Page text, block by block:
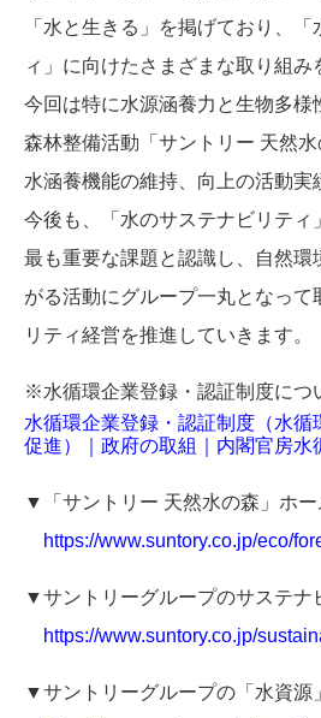
「水と生きる」を掲げており、
ィ」に向けたさまざまな取り組み
今回は特に水源涵養力と生物多様
森林整備活動「サントリー 天然
水涵養機能の維持、向上の活動実
今後も、「水のサステナビリティ
最も重要な課題と認識し、自然環
がる活動にグループ一丸となって
リティ経営を推進していきます。
※水循環企業登録・認証制度につ
水循環企業登録・認証制度（水循
促進）｜政府の取組｜内閣官房水
▼「サントリー 天然水の森」ホー
https://www.suntory.co.jp/eco/
▼サントリーグループのサステナ
https://www.suntory.co.jp/
▼サントリーグループの「水資源」